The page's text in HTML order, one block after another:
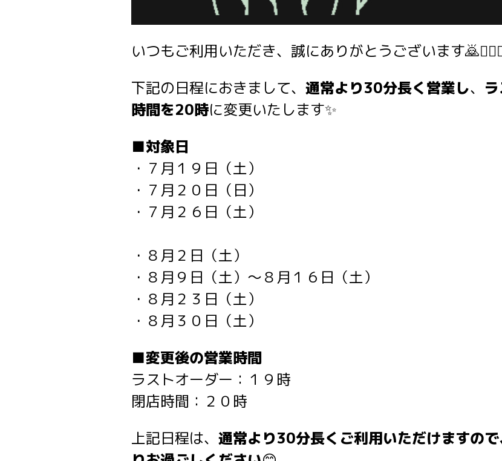
いつもご利用いただき、誠にありがとうございます
下記の日程におきまして、 通常より30分長く営業し、
時間を20時に変更いたします✨
■対象日
・７月１９日（土）
・７月２０日（日）
・７月２６日（土）
・８月２日（土）
・８月９日（土）～８月１６日（土）
・８月２３日（土）
・８月３０日（土）
■変更後の営業時間
ラストオーダー：１９時
閉店時間：２０時
上記日程は、 通常より30分長くご利用いただけますの